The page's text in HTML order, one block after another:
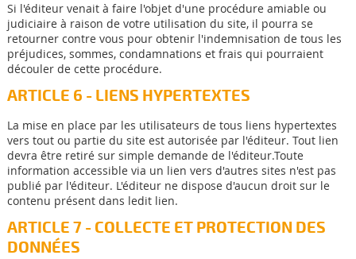
Si l'éditeur venait à faire l'objet d'une procédure amiable ou
judiciaire à raison de votre utilisation du site, il pourra se
retourner contre vous pour obtenir l'indemnisation de tous les
préjudices, sommes, condamnations et frais qui pourraient
découler de cette procédure.
ARTICLE 6 - LIENS HYPERTEXTES
La mise en place par les utilisateurs de tous liens hypertextes
vers tout ou partie du site est autorisée par l'éditeur. Tout lien
devra être retiré sur simple demande de l'éditeur.Toute
information accessible via un lien vers d'autres sites n'est pas
publié par l'éditeur. L'éditeur ne dispose d'aucun droit sur le
contenu présent dans ledit lien.
ARTICLE 7 - COLLECTE ET PROTECTION DES
DONNÉES